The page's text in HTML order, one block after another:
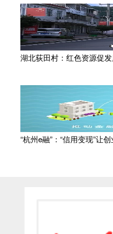
湖北荻田村：红色资源促
“杭州e融”：“信用变现”让